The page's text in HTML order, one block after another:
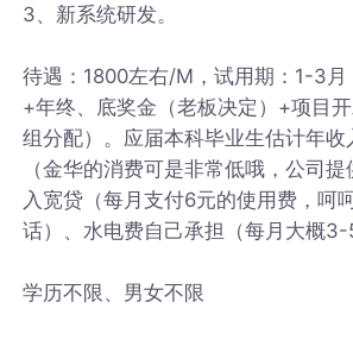
3、新系统研发。
待遇：1800左右/M，试用期：1-3月
+年终、底奖金（老板决定）+项目
组分配）。应届本科毕业生估计年
（金华的消费可是非常低哦，公司
入宽贷（每月支付6元的使用费，呵
话）、水电费自己承担（每月大概3-
学历不限、男女不限